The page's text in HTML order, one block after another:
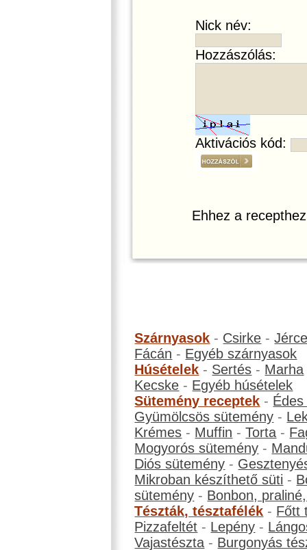
Nick név:
Hozzászólás:
Aktivációs kód:
Ehhez a
Szárnyasok - Csirke -
Fácán - Egyéb szárnyasok
Húsételek - Sertés - Marha
Kecske - Egyéb húsételek
Sütemény receptek -
Gyümölcsös sütemény -
Krémes - Muffin -Torta -
Mogyorós sütemény -
Diós sütemény -
Mikroban készíthető süti -
sütemény - Bonbon,
Tészták, tésztafélék - Főtt
Pizzafeltét - Lepény -
Vajastészta - Burgonyás